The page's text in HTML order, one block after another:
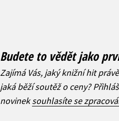
Budete to vědět jako
Zajímá Vás, jaký knižní hit
jaká běží soutěž o ceny?
novineksouhlasíte se